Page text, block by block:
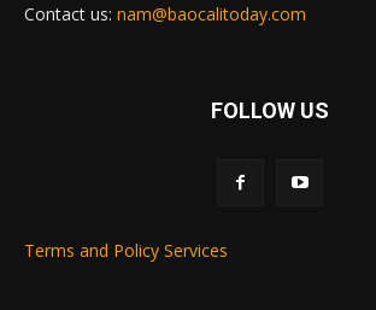
Contact us: nam@baocalitoday.com
FOLLOW US
Terms and Policy Services